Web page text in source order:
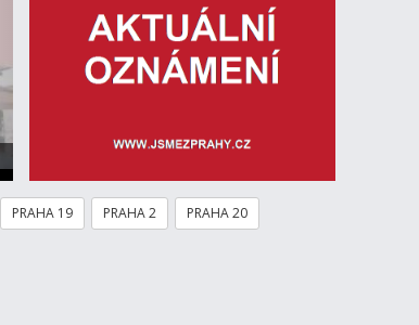
PRAHA 19 PRAHA 2 PRAHA 20